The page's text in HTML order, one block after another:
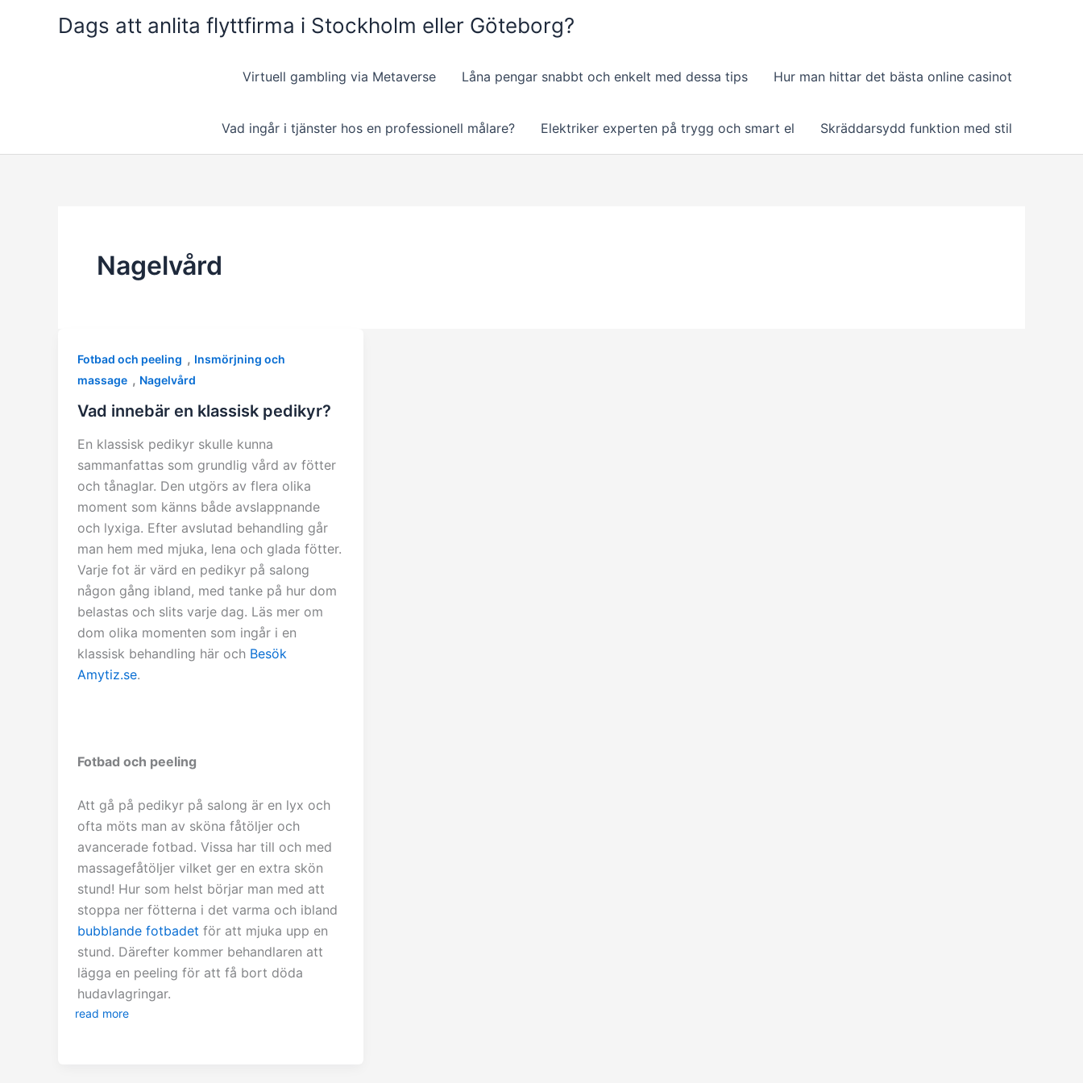
Dags att anlita flyttfirma i Stockholm eller Göteborg?
Virtuell gambling via Metaverse Låna pengar snabbt och enkelt med dessa tips Hur man hittar det bästa online casinot
Vad ingår i tjänster hos en professionell målare? Elektriker experten på trygg och smart el Skräddarsydd funktion med stil
Nagelvård
Fotbad och peeling , Insmörjning och
massage , Nagelvård
Vad innebär en klassisk pedikyr?
En klassisk pedikyr skulle kunna
sammanfattas som grundlig vård av fötter
och tånaglar. Den utgörs av flera olika
moment som känns både avslappnande
och lyxiga. Efter avslutad behandling går
man hem med mjuka, lena och glada fötter.
Varje fot är värd en pedikyr på salong
någon gång ibland, med tanke på hur dom
belastas och slits varje dag. Läs mer om
dom olika momenten som ingår i en
klassisk behandling här och Besök
Amytiz.se.
Fotbad och peeling
Att gå på pedikyr på salong är en lyx och
ofta möts man av sköna fåtöljer och
avancerade fotbad. Vissa har till och med
massagefåtöljer vilket ger en extra skön
stund! Hur som helst börjar man med att
stoppa ner fötterna i det varma och ibland
bubblande fotbadet för att mjuka upp en
stund. Därefter kommer behandlaren att
lägga en peeling för att få bort döda
hudavlagringar.
read more